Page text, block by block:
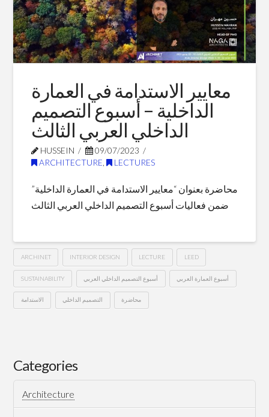
Blog Posts
معايير الاستدامة في العمارة
الداخلية – أسبوع التصميم
الداخلي العربي الثالث
HUSSEIN
09/07/2023
ARCHITECTURE
LECTURES
محاضرة بعنوان “معايير الاستدامة في العمارة الداخلية”
ضمن فعاليات أسبوع التصميم الداخلي العربي الثالث
ARCHINET INTERIOR DESIGN LECTURE LEED
SUSTAINABILITY أسبوع التصميم الداخلي العربي أسبوع العمارة العربي
الاستدامة التصميم الداخلي محاضرة
في
العمارة
الداخلية
Categories
Architecture